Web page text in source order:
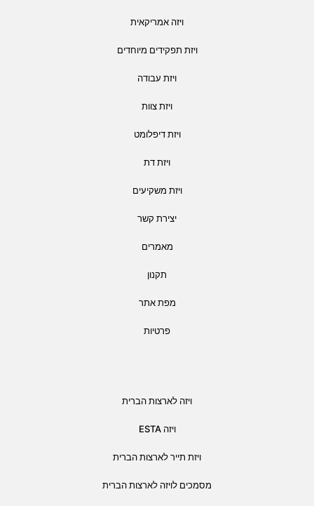
ויזה אמריקאית
ויזת תפקידים מיוחדים
ויזת עבודה
ויזת צוות
ויזת דיפלומט
ויזת דת
ויזת משקיעים
יצירת קשר
מאמרים
תקנון
מפת אתר
פרטיות
ויזה לארצות הברית
ויזה ESTA
ויזת תייר לארצות הברית
מסמכים לויזה לארצות הברית